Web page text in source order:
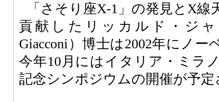
「さそり座X-1」の発見とX
貢献したリッカルド・ジャ
Giacconi）博士は2002年にノー
今年10月にはイタリア・ミラ
記念シンポジウムの開催が予